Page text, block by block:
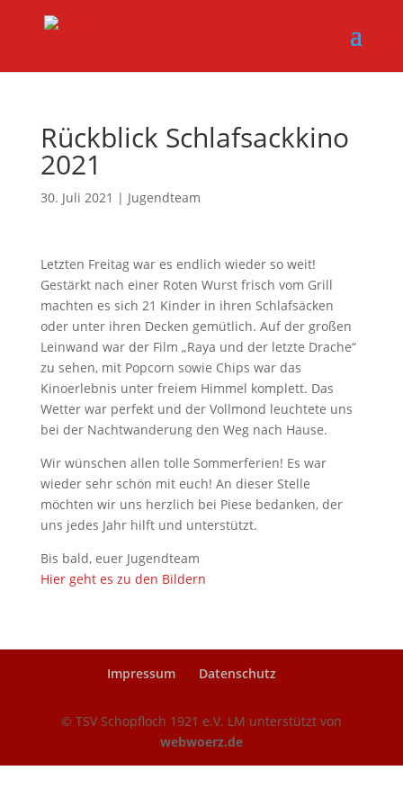
Rückblick Schlafsackkino
2021
30. Juli 2021 | Jugendteam
Letzten Freitag war es endlich wieder so weit!
Gestärkt nach einer Roten Wurst frisch vom Grill
machten es sich 21 Kinder in ihren Schlafsäcken
oder unter ihren Decken gemütlich. Auf der großen
Leinwand war der Film „Raya und der letzte Drache“
zu sehen, mit Popcorn sowie Chips war das
Kinoerlebnis unter freiem Himmel komplett. Das
Wetter war perfekt und der Vollmond leuchtete uns
bei der Nachtwanderung den Weg nach Hause.
Wir wünschen allen tolle Sommerferien! Es war
wieder sehr schön mit euch! An dieser Stelle
möchten wir uns herzlich bei Piese bedanken, der
uns jedes Jahr hilft und unterstützt.
Bis bald, euer Jugendteam
Hier geht es zu den Bildern
Impressum Datenschutz
© TSV Schopfloch 1921 e.V. LM unterstützt von
webwoerz.de